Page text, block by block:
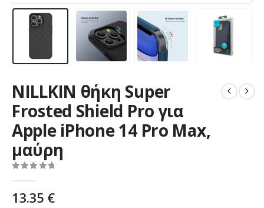
NILLKIN θήκη Super
Frosted Shield Pro για
Apple iPhone 14 Pro Max,
μαύρη
13.35 €